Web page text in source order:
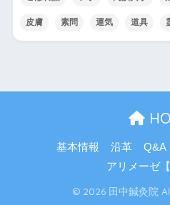
皮膚 素問 運気 道具
基本情報 沿革 Q&A
アリメーゼ
© 2026 田中鍼灸院